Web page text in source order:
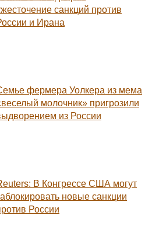
санкций против
и Ирана
фермера Уолкера из мема
молочник» пригрозили
из России
В Конгрессе США могут
новые санкции
России